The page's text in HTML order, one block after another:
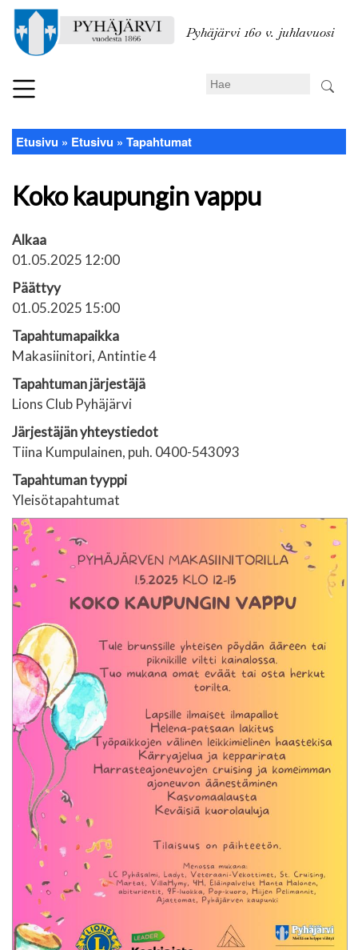
pääsisältöön
Pyhäjärvi 160 v. juhlavuosi
Search
Murupolku
Etusivu Etusivu Tapahtumat
Koko kaupungin vappu
Alkaa
01.05.2025 12:00
Päättyy
01.05.2025 15:00
Tapahtumapaikka
Makasiinitori, Antintie 4
Tapahtuman järjestäjä
Lions Club Pyhäjärvi
Järjestäjän yhteystiedot
Tiina Kumpulainen, puh. 0400-543093
Tapahtuman tyyppi
Yleisötapahtumat